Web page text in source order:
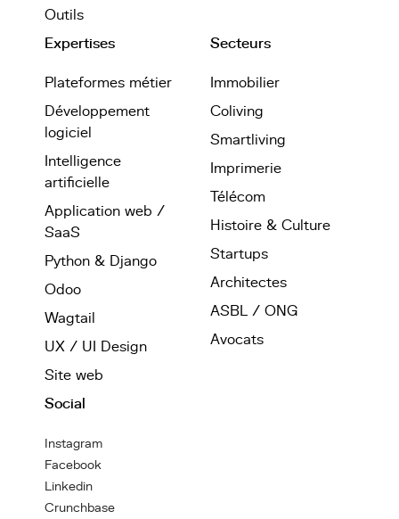
Outils
Expertises
Plateformes métier
Développement
logiciel
Intelligence
artificielle
Application web /
SaaS
Python & Django
Odoo
Wagtail
UX / UI Design
Site web
Secteurs
Immobilier
Coliving
Smartliving
Imprimerie
Télécom
Histoire & Culture
Startups
Architectes
ASBL / ONG
Avocats
Social
Instagram
Facebook
Linkedin
Crunchbase